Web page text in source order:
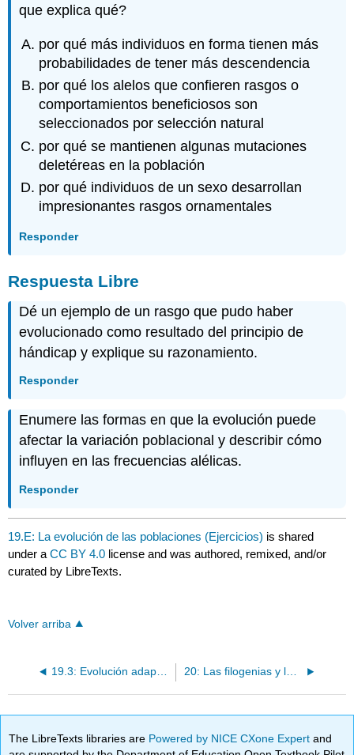
que explica qué?
por qué más individuos en forma tienen más
probabilidades de tener más descendencia
por qué los alelos que confieren rasgos o
comportamientos beneficiosos son
seleccionados por selección natural
por qué se mantienen algunas mutaciones
deletéreas en la población
por qué individuos de un sexo desarrollan
impresionantes rasgos ornamentales
Responder
Respuesta Libre
Dé un ejemplo de un rasgo que pudo haber
evolucionado como resultado del principio de
hándicap y explique su razonamiento.
Responder
Enumere las formas en que la evolución puede
afectar la variación poblacional y describir cómo
influyen en las frecuencias alélicas.
Responder
19.E: La evolución de las poblaciones (Ejercicios) is shared
under aCC BY 4.0 license and was authored, remixed, and/or
curated by LibreTexts.
Volver arriba
19.3: Evolución adaptativa 20: Las filogenias y la historia de la vida
The LibreTexts libraries are Powered by NICE CXone Expertand